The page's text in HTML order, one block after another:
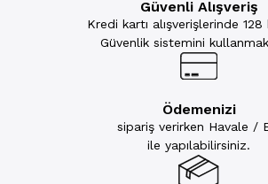
Güvenli Alışveriş
Kredi kartı alışverişlerinde 128
Güvenlik sistemini
Ödemenizi
sipariş verirken Havale /
ile yapılabilirsiniz.